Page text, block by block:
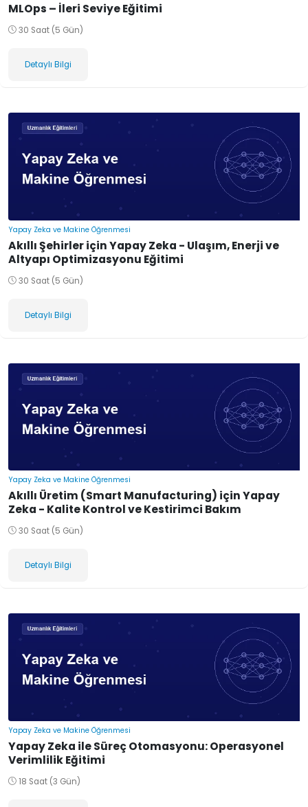
MLOps – İleri Seviye Eğitimi
30 Saat (5 Gün)
Detaylı Bilgi
Yapay Zeka ve Makine Öğrenmesi
Akıllı Şehirler için Yapay Zeka - Ulaşım, Enerji ve
Altyapı Optimizasyonu Eğitimi
30 Saat (5 Gün)
Detaylı Bilgi
Yapay Zeka ve Makine Öğrenmesi
Akıllı Üretim (Smart Manufacturing) için Yapay
Zeka - Kalite Kontrol ve Kestirimci Bakım
30 Saat (5 Gün)
Detaylı Bilgi
Yapay Zeka ve Makine Öğrenmesi
Yapay Zeka ile Süreç Otomasyonu: Operasyonel
Verimlilik Eğitimi
18 Saat (3 Gün)